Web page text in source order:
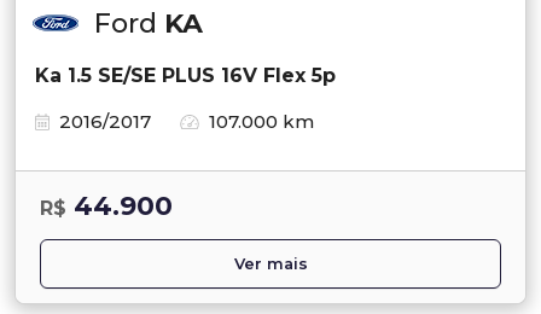
Ford KA
Ka 1.5 SE/SE PLUS 16V Flex 5p
2016/2017
107.000 km
R$ 44.900
Ver mais